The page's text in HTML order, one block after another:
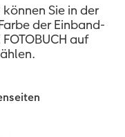
Sie in der
der Einband-
auf